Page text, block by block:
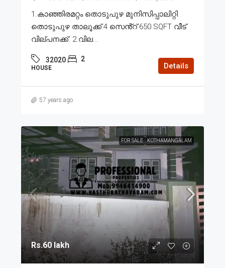
1.കാഞ്ഞിരമറ്റം തൊടുപുഴ മുനിസിപ്പാലിറ്റി
തൊടുപുഴ താലൂക്ക് 4 സെൻ്റ് 650 SQFT വീട്
വില്പനക്ക്. 2.വില...
32020 2
HOUSE Details
57 years ago
FOR SALE KOTHAMANGALAM
Rs.60 lakh